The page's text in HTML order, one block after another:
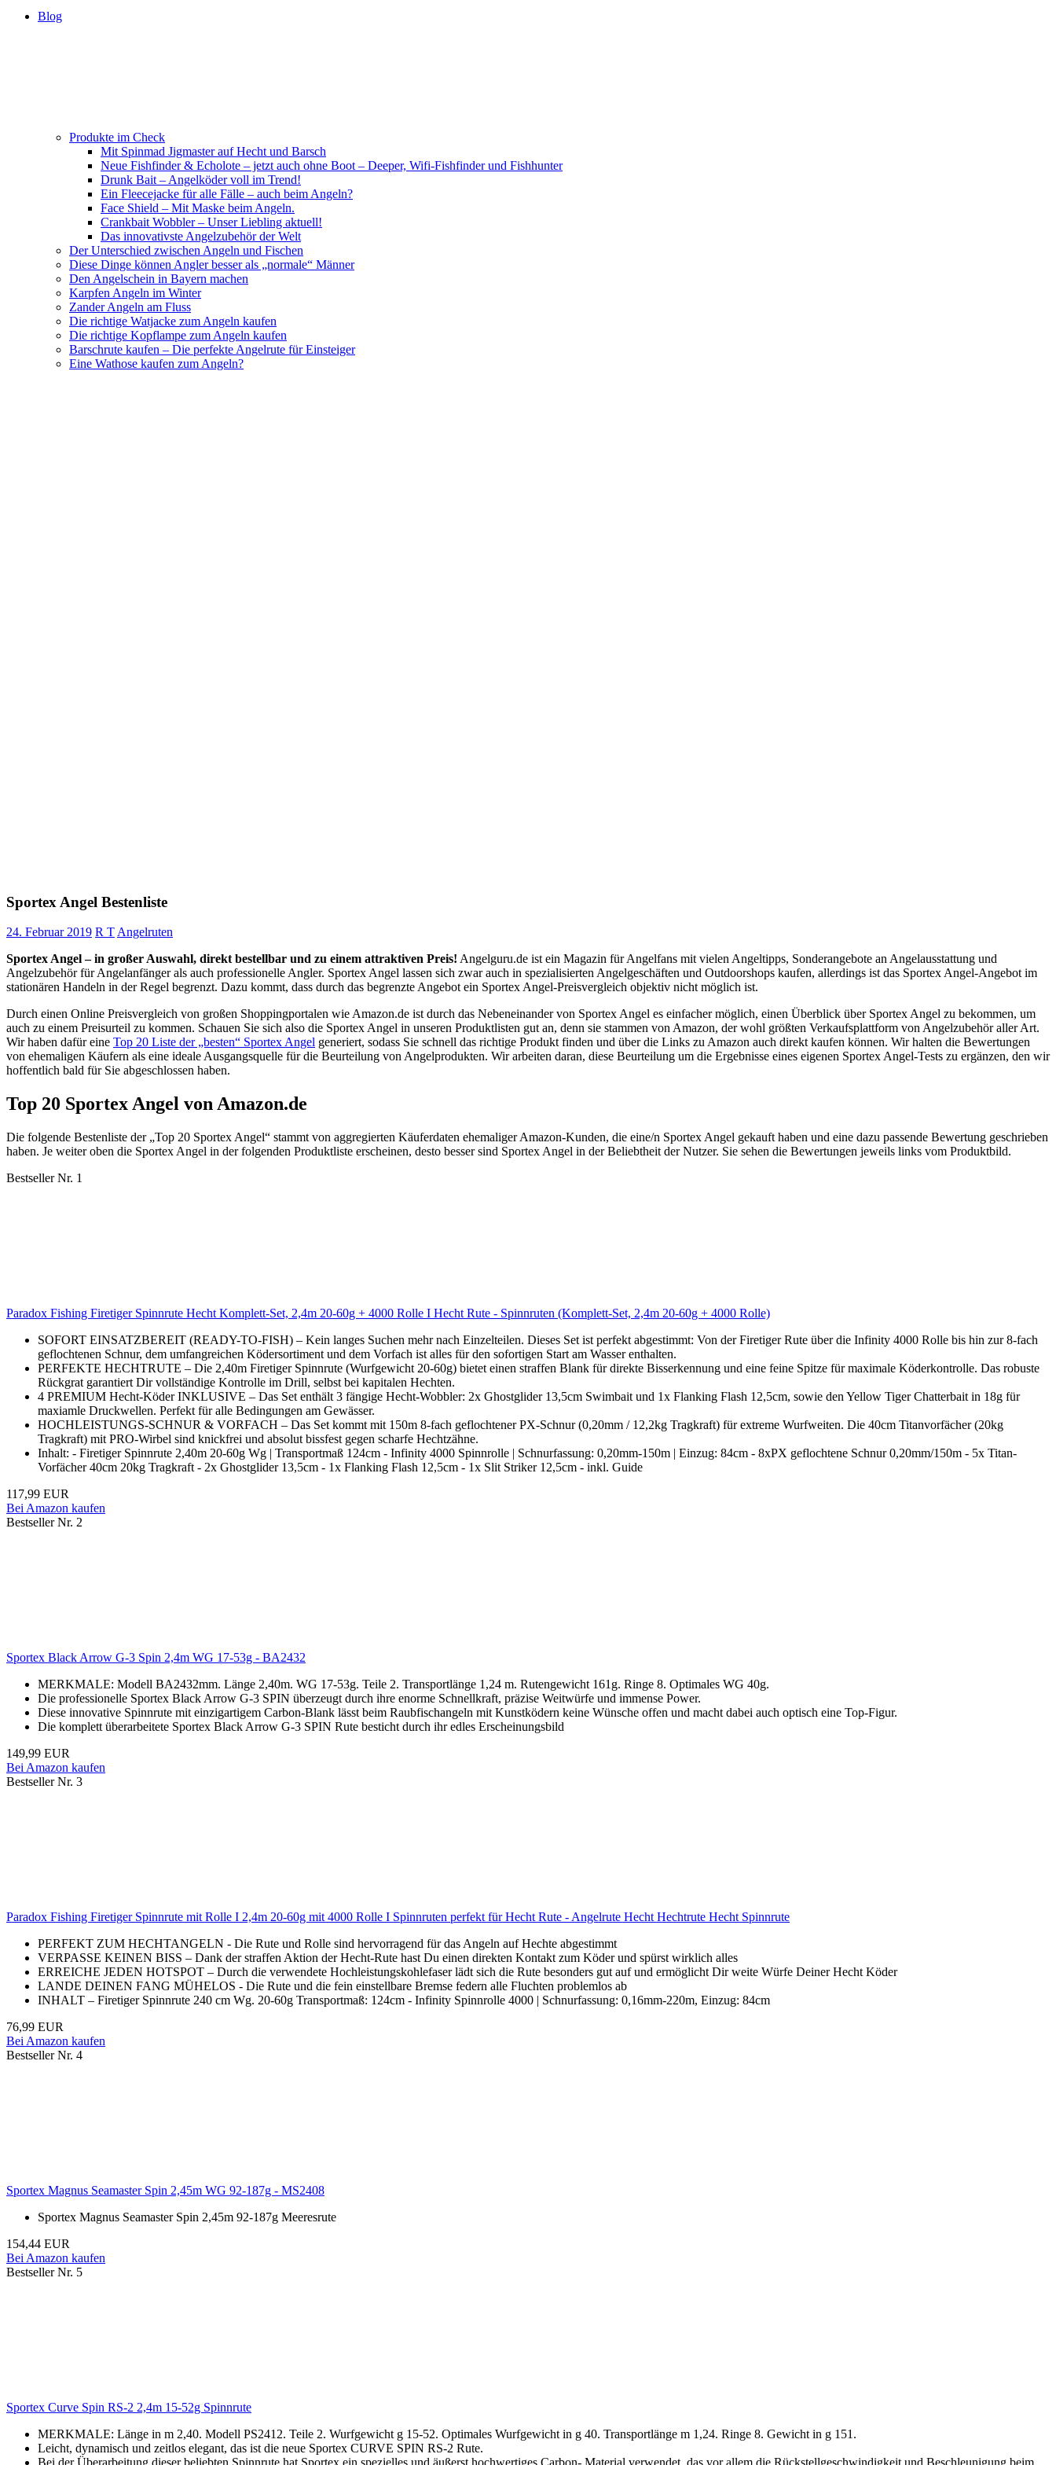
Blog
Produkte im Check
Mit Spinmad Jigmaster auf Hecht und Barsch
Neue Fishfinder & Echolote – jetzt auch ohne Boot – Deeper, Wifi-Fishfinder und Fishhunter
Drunk Bait – Angelköder voll im Trend!
Ein Fleecejacke für alle Fälle – auch beim Angeln?
Face Shield – Mit Maske beim Angeln.
Crankbait Wobbler – Unser Liebling aktuell!
Das innovativste Angelzubehör der Welt
Der Unterschied zwischen Angeln und Fischen
Diese Dinge können Angler besser als „normale“ Männer
Den Angelschein in Bayern machen
Karpfen Angeln im Winter
Zander Angeln am Fluss
Die richtige Watjacke zum Angeln kaufen
Die richtige Kopflampe zum Angeln kaufen
Barschrute kaufen – Die perfekte Angelrute für Einsteiger
Eine Wathose kaufen zum Angeln?
Sportex Angel Bestenliste
24. Februar 2019 R TAngelruten
Sportex Angel – in großer Auswahl, direkt bestellbar und zu einem attraktiven Preis! Angelguru.de ist ein Magazin für Angelfans mit vielen Angeltipps, Sonderangebote an Angelausstattung und
Angelzubehör für Angelanfänger als auch professionelle Angler. Sportex Angel lassen sich zwar auch in spezialisierten Angelgeschäften und Outdoorshops kaufen, allerdings ist das Sportex Angel-Angebot im
stationären Handeln in der Regel begrenzt. Dazu kommt, dass durch das begrenzte Angebot ein Sportex Angel-Preisvergleich objektiv nicht möglich ist.
Durch einen Online Preisvergleich von großen Shoppingportalen wie Amazon.de ist durch das Nebeneinander von Sportex Angel es einfacher möglich, einen Überblick über Sportex Angel zu bekommen, um
auch zu einem Preisurteil zu kommen. Schauen Sie sich also die Sportex Angel in unseren Produktlisten gut an, denn sie stammen von Amazon, der wohl größten Verkaufsplattform von Angelzubehör aller Art.
Wir haben dafür eine Top 20 Liste der „besten“ Sportex Angel generiert, sodass Sie schnell das richtige Produkt finden und über die Links zu Amazon auch direkt kaufen können. Wir halten die Bewertungen
von ehemaligen Käufern als eine ideale Ausgangsquelle für die Beurteilung von Angelprodukten. Wir arbeiten daran, diese Beurteilung um die Ergebnisse eines eigenen Sportex Angel-Tests zu ergänzen, den wir
hoffentlich bald für Sie abgeschlossen haben.
Top 20 Sportex Angel von Amazon.de
Die folgende Bestenliste der „Top 20 Sportex Angel“ stammt von aggregierten Käuferdaten ehemaliger Amazon-Kunden, die eine/n Sportex Angel gekauft haben und eine dazu passende Bewertung geschrieben
haben. Je weiter oben die Sportex Angel in der folgenden Produktliste erscheinen, desto besser sind Sportex Angel in der Beliebtheit der Nutzer. Sie sehen die Bewertungen jeweils links vom Produktbild.
Bestseller Nr. 1
Paradox Fishing Firetiger Spinnrute Hecht Komplett-Set, 2,4m 20-60g + 4000 Rolle I Hecht Rute - Spinnruten (Komplett-Set, 2,4m 20-60g + 4000 Rolle)
SOFORT EINSATZBEREIT (READY-TO-FISH) – Kein langes Suchen mehr nach Einzelteilen. Dieses Set ist perfekt abgestimmt: Von der Firetiger Rute über die Infinity 4000 Rolle bis hin zur 8-fach
geflochtenen Schnur, dem umfangreichen Ködersortiment und dem Vorfach ist alles für den sofortigen Start am Wasser enthalten.
PERFEKTE HECHTRUTE – Die 2,40m Firetiger Spinnrute (Wurfgewicht 20-60g) bietet einen straffen Blank für direkte Bisserkennung und eine feine Spitze für maximale Köderkontrolle. Das robuste
Rückgrat garantiert Dir vollständige Kontrolle im Drill, selbst bei kapitalen Hechten.
4 PREMIUM Hecht-Köder INKLUSIVE – Das Set enthält 3 fängige Hecht-Wobbler: 2x Ghostglider 13,5cm Swimbait und 1x Flanking Flash 12,5cm, sowie den Yellow Tiger Chatterbait in 18g für
maxiamle Druckwellen. Perfekt für alle Bedingungen am Gewässer.
HOCHLEISTUNGS-SCHNUR & VORFACH – Das Set kommt mit 150m 8-fach geflochtener PX-Schnur (0,20mm / 12,2kg Tragkraft) für extreme Wurfweiten. Die 40cm Titanvorfächer (20kg
Tragkraft) mit PRO-Wirbel sind knickfrei und absolut bissfest gegen scharfe Hechtzähne.
Inhalt: - Firetiger Spinnrute 2,40m 20-60g Wg | Transportmaß 124cm - Infinity 4000 Spinnrolle | Schnurfassung: 0,20mm-150m | Einzug: 84cm - 8xPX geflochtene Schnur 0,20mm/150m - 5x Titan-
Vorfächer 40cm 20kg Tragkraft - 2x Ghostglider 13,5cm - 1x Flanking Flash 12,5cm - 1x Slit Striker 12,5cm - inkl. Guide
117,99 EUR
Bei Amazon kaufen
Bestseller Nr. 2
Sportex Black Arrow G-3 Spin 2,4m WG 17-53g - BA2432
MERKMALE: Modell BA2432mm. Länge 2,40m. WG 17-53g. Teile 2. Transportlänge 1,24 m. Rutengewicht 161g. Ringe 8. Optimales WG 40g.
Die professionelle Sportex Black Arrow G-3 SPIN überzeugt durch ihre enorme Schnellkraft, präzise Weitwürfe und immense Power.
Diese innovative Spinnrute mit einzigartigem Carbon-Blank lässt beim Raubfischangeln mit Kunstködern keine Wünsche offen und macht dabei auch optisch eine Top-Figur.
Die komplett überarbeitete Sportex Black Arrow G-3 SPIN Rute besticht durch ihr edles Erscheinungsbild
149,99 EUR
Bei Amazon kaufen
Bestseller Nr. 3
Paradox Fishing Firetiger Spinnrute mit Rolle I 2,4m 20-60g mit 4000 Rolle I Spinnruten perfekt für Hecht Rute - Angelrute Hecht Hechtrute Hecht Spinnrute
PERFEKT ZUM HECHTANGELN - Die Rute und Rolle sind hervorragend für das Angeln auf Hechte abgestimmt
VERPASSE KEINEN BISS – Dank der straffen Aktion der Hecht-Rute hast Du einen direkten Kontakt zum Köder und spürst wirklich alles
ERREICHE JEDEN HOTSPOT – Durch die verwendete Hochleistungskohlefaser lädt sich die Rute besonders gut auf und ermöglicht Dir weite Würfe Deiner Hecht Köder
LANDE DEINEN FANG MÜHELOS - Die Rute und die fein einstellbare Bremse federn alle Fluchten problemlos ab
INHALT – Firetiger Spinnrute 240 cm Wg. 20-60g Transportmaß: 124cm - Infinity Spinnrolle 4000 | Schnurfassung: 0,16mm-220m, Einzug: 84cm
76,99 EUR
Bei Amazon kaufen
Bestseller Nr. 4
Sportex Magnus Seamaster Spin 2,45m WG 92-187g - MS2408
Sportex Magnus Seamaster Spin 2,45m 92-187g Meeresrute
154,44 EUR
Bei Amazon kaufen
Bestseller Nr. 5
Sportex Curve Spin RS-2 2,4m 15-52g Spinnrute
MERKMALE: Länge in m 2,40. Modell PS2412. Teile 2. Wurfgewicht g 15-52. Optimales Wurfgewicht in g 40. Transportlänge m 1,24. Ringe 8. Gewicht in g 151.
Leicht, dynamisch und zeitlos elegant, das ist die neue Sportex CURVE SPIN RS-2 Rute.